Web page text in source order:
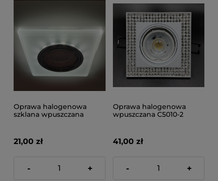
Oprawa halogenowa
szklana wpuszczana
21,00 zł
- +
Oprawa halogenowa
wpuszczana C5010-2
41,00 zł
- +